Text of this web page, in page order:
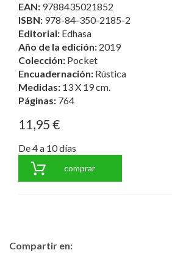
EAN: 9788435021852
ISBN: 978-84-350-2185-2
Editorial: Edhasa
Año de la edición: 2019
Colección: Pocket
Encuadernación: Rústica
Medidas: 13 X 19 cm.
Páginas: 764
11,95 €
De 4 a 10 días
comprar
Compartir en: